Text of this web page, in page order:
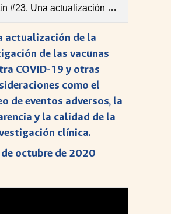
actualización de la investigación de las vacunas contra COVID-19.pdf
actualización de la
de las vacunas
COVID-19 y otras
como el
de eventos adversos, la
y la calidad de la
clínica.
octubre de 2020